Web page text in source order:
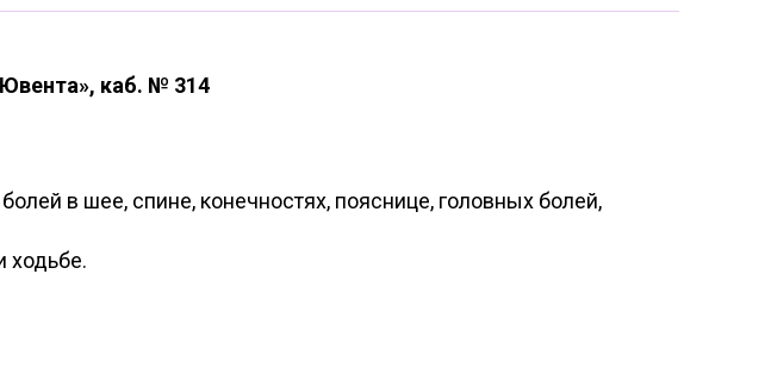
каб. № 314
в шее, спине, конечностях, пояснице, головных болей,
ходьбе.